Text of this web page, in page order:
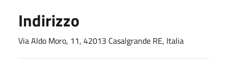
Indirizzo
Via Aldo Moro, 11, 42013 Casalgrande RE, Italia